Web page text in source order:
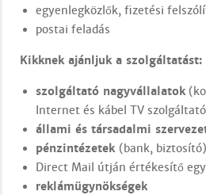
egyenlegközlők, fizetési
postai feladás
Kikknek ajánljuk a szolgáltatást:
szolgáltató nagyvállalatok
Internet és kábel TV
állami és társadalmi
pénzintézetek (bank, biztosító)
Direct Mail útján értékesítő
reklámügynökségek